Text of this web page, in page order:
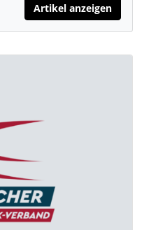
Artikel anzeigen